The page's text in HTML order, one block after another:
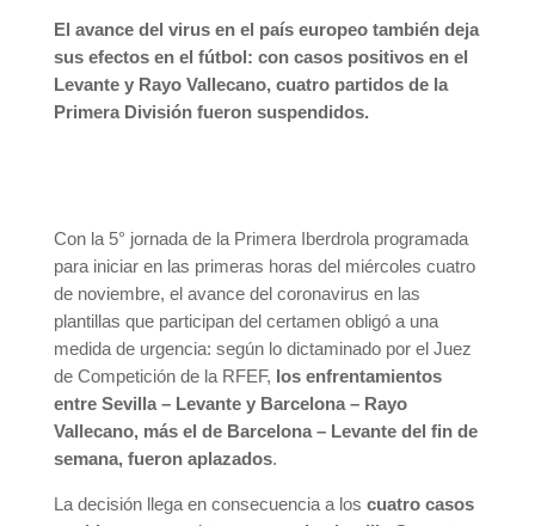
El avance del virus en el país europeo también deja
sus efectos en el fútbol: con casos positivos en el
Levante y Rayo Vallecano, cuatro partidos de la
Primera División fueron suspendidos.
Con la 5° jornada de la Primera Iberdrola programada
para iniciar en las primeras horas del miércoles cuatro
de noviembre, el avance del coronavirus en las
plantillas que participan del certamen obligó a una
medida de urgencia: según lo dictaminado por el Juez
de Competición de la RFEF, los enfrentamientos
entre Sevilla – Levante y Barcelona – Rayo
Vallecano, más el de Barcelona – Levante del fin de
semana, fueron aplazados.
La decisión llega en consecuencia a los cuatro casos